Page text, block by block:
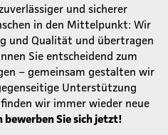
und sicherer
in den Mittelpunkt: Wir
und Qualität und übertragen
Sie entscheidend zum
– gemeinsam gestalten wir
Unterstützung
wir immer wieder neue
bewerben Sie sich jetzt!